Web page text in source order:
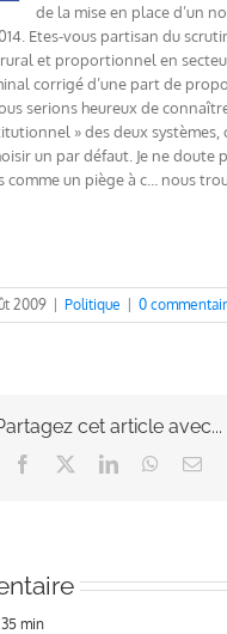
de la mise en place d’un
Etes-vous partisan du
et proportionnel en
corrigé d’une part de
serions heureux de
» des deux systèmes,
un par défaut. Je ne doute
comme un piège à c… nous
2009 Politique 0
cet article avec...
Facebook LinkedIn
min